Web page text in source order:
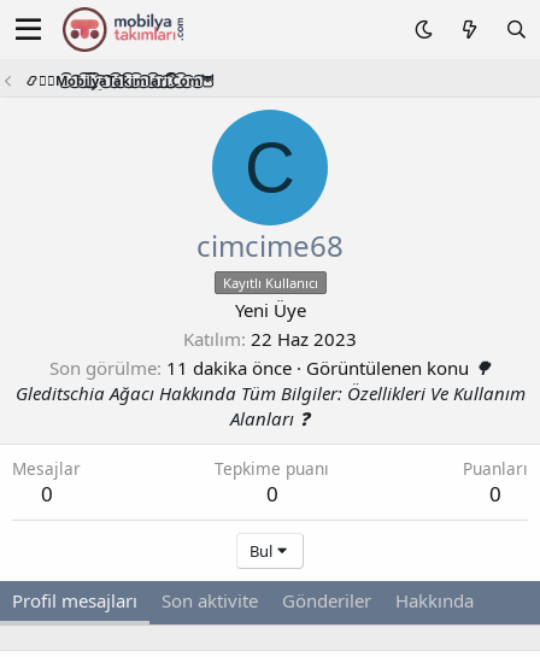
📿🧙‍♂️M͜͡o͜͡b͜͡i͜͡l͜͡y͜͡a͜͡T͜͡a͜͡k͜͡i͜͡m͜͡l͜͡a͜͡r͜͡i͜͡.͜͡C͜͡o͜͡m͜͡🦉
C
cimcime68
Kayıtlı Kullanıcı
Yeni Üye
Katılım 22 Haz 2023
Son görülme 11 dakika önce · Görüntülenen konu 🌳
Gleditschia Ağacı Hakkında Tüm Bilgiler: Özellikleri Ve Kullanım
Alanları ❓
Mesajlar
0
Tepkime puanı
0
Puanları
0
Bul
Profil mesajları Son aktivite Gönderiler Hakkında